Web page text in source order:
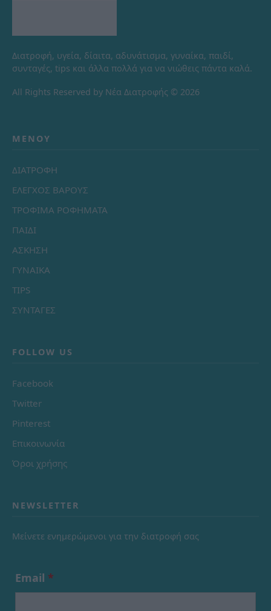
Διατροφή, υγεία, δίαιτα, αδυνάτισμα, γυναίκα, παιδί,
συνταγές, tips και άλλα πολλά για να νιώθεις πάντα καλά.
All Rights Reserved by Νέα Διατροφής © 2026
ΜΕΝΟΎ
ΔΙΑΤΡΟΦΗ
ΕΛΕΓΧΟΣ ΒΑΡΟΥΣ
ΤΡΟΦΙΜΑ ΡΟΦΗΜΑΤΑ
ΠΑΙΔΙ
ΑΣΚΗΣΗ
ΓΥΝΑΙΚΑ
TIPS
ΣΥΝΤΑΓΕΣ
FOLLOW US
Facebook
Twitter
Pinterest
Επικοινωνία
Όροι χρήσης
NEWSLETTER
Μείνετε ενημερώμενοι για την διατροφή σας
Email *